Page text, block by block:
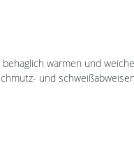
warmen und
und